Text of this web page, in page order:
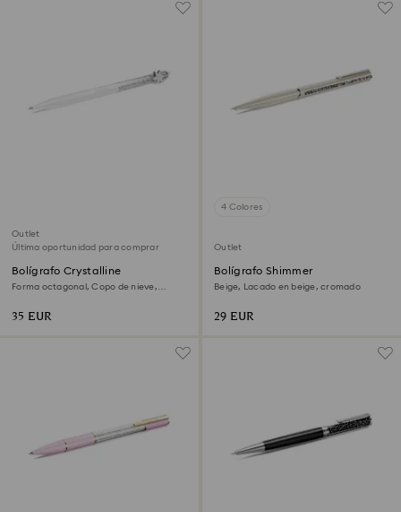
Outlet
Última oportunidad para comprar
Bolígrafo Crystalline
Forma octagonal, Copo de nieve,
35 EUR
4 Colores
Outlet
Bolígrafo Shimmer
Beige, Lacado en beige, cromado
29 EUR